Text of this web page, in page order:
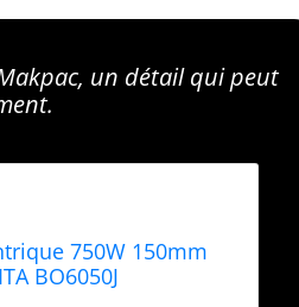
un détail qui peut
750W 150mm
BO6050J